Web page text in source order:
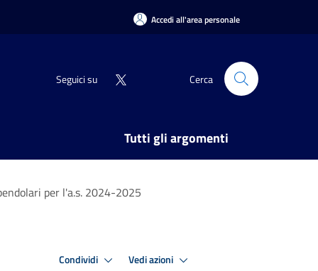
Accedi all'area personale
Seguici su Cerca
Tutti gli argomenti
per l'a.s. 2024-2025
Condividi Vedi azioni